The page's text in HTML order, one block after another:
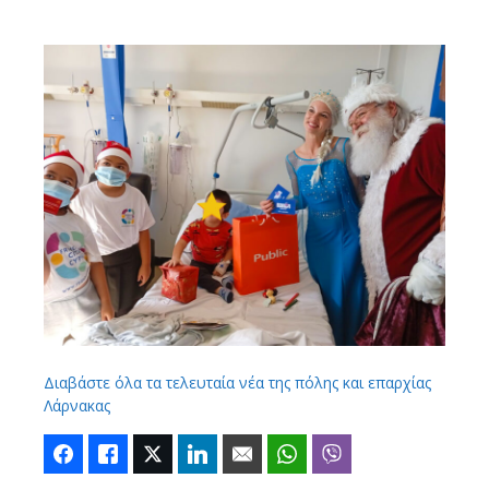
Διαβάστε όλα τα τελευταία νέα της πόλης και επαρχίας
Λάρνακας
FacebookLike Twitter LinkedIn Email WhatsApp